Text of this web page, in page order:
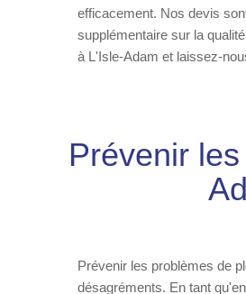
efficacement. Nos devis
supplémentaire sur la
à L'Isle-Adam et laissez-
Prévenir
Prévenir les problèmes de
désagréments. En tant